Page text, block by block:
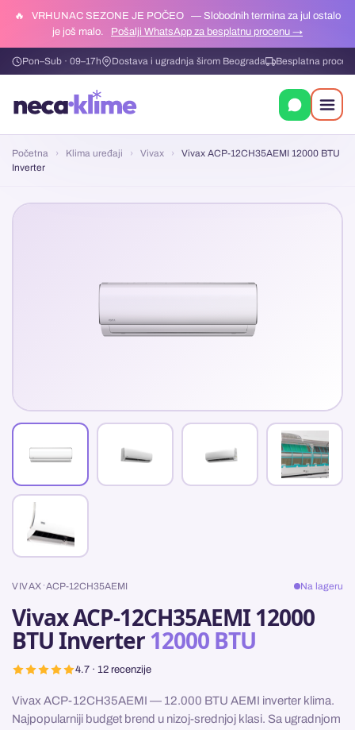
🔥 VRHUNAC SEZONE JE POČEO
— Slobodnih termina za jul ostalo
je još malo.
Pošalji WhatsApp za besplatnu procenu →
Pon–Sub · 09–17h Dostava i ugradnja širom Beograda Besplatna
Početna › Klima uređaji › Vivax ›
Vivax ACP-12CH35AEMI 12000 BTU
Inverter
VIVAX ·ACP-12CH35AEMI Na lageru
Vivax ACP-12CH35AEMI 12000
BTU Inverter 12000 BTU
4.7 · 12 recenzije
Vivax ACP-12CH35AEMI — 12.000 BTU AEMI inverter klima.
Najpopularniji budget brend u nizoj-srednjoj klasi. Sa ugradnjom